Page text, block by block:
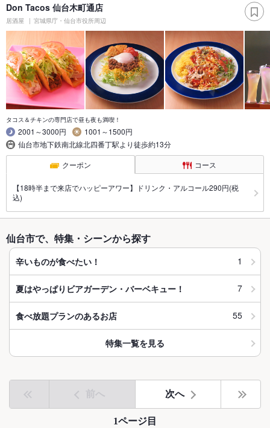
Don Tacos 仙台木町通店
居酒屋 宮城県庁・仙台市役所周辺
タコス＆チキンの専門店で昼も夜も満喫！
2001～3000円
1001～1500円
仙台市地下鉄南北線北四番丁駅より徒歩約13分
クーポン コース
【18時半まで来店でハッピーアワー】ドリンク・アルコール290円(税
込)
仙台市で、特集・シーンから探す
辛いものが食べたい！ 1
夏はやっぱりビアガーデン・バーベキュー！ 7
食べ放題プランのあるお店 55
特集一覧を見る
前へ 次へ
1ページ目